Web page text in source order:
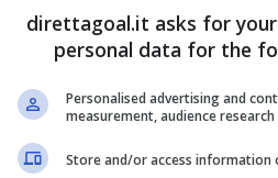
Dopo quell’esperienza,
Italia, è rimasto senza
all’altezza delle
i 36 anni e le mille
direttagoal.it asks for
personal data for the
Personalised advertising and
measurement, audience
Store and/or access information